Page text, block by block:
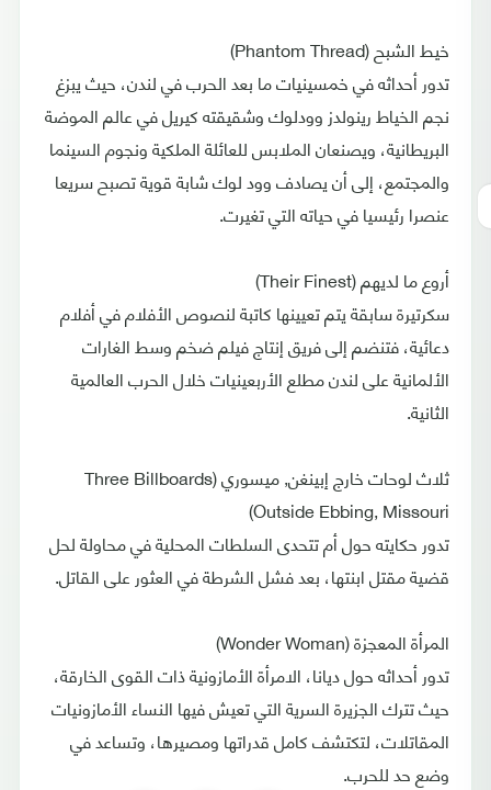
خيط الشبح (Phantom Thread)
تدور أحداثه في خمسينيات ما بعد الحرب في لندن، حيث يبزغ
نجم الخياط رينولدز وودلوك وشقيقته كيريل في عالم الموضة
البريطانية، ويصنعان الملابس للعائلة الملكية ونجوم السينما
والمجتمع، إلى أن يصادف وود لوك شابة قوية تصبح سريعا
عنصرا رئيسيا في حياته التي تغيرت.
أروع ما لديهم (Their Finest)
سكرتيرة سابقة يتم تعيينها كاتبة لنصوص الأفلام في أفلام
دعائية، فتنضم إلى فريق إنتاج فيلم ضخم وسط الغارات
الألمانية على لندن مطلع الأربعينيات خلال الحرب العالمية
الثانية.
ثلاث لوحات خارج إبينغن, ميسوري (Three Billboards
Outside Ebbing, Missouri)
تدور حكايته حول أم تتحدى السلطات المحلية في محاولة لحل
قضية مقتل ابنتها، بعد فشل الشرطة في العثور على القاتل.
المرأة المعجزة (Wonder Woman)
تدور أحداثه حول ديانا، الامرأة الأمازونية ذات القوى الخارقة،
حيث تترك الجزيرة السرية التي تعيش فيها النساء الأمازونيات
المقاتلات، لتكتشف كامل قدراتها ومصيرها، وتساعد في
وضع حد للحرب.